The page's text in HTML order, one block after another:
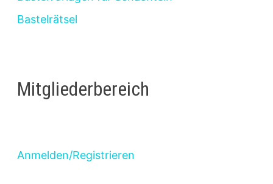
Bastelrätsel
Mitgliederbereich
Anmelden/Registrieren